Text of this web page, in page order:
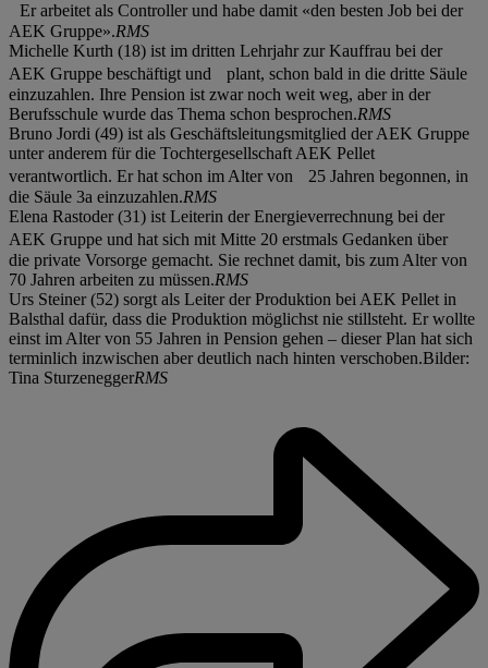
Er arbeitet als Controller und habe damit «den besten Job bei der
AEK Gruppe».RMS
Michelle Kurth (18) ist im dritten Lehrjahr zur Kauffrau bei der
AEK Gruppe beschäftigt und plant, schon bald in die dritte Säule
einzuzahlen. Ihre Pension ist zwar noch weit weg, aber in der
Berufsschule wurde das Thema schon besprochen.RMS
Bruno Jordi (49) ist als Geschäftsleitungsmitglied der AEK Gruppe
unter anderem für die Tochtergesellschaft AEK Pellet
verantwortlich. Er hat schon im Alter von 25 Jahren begonnen, in
die Säule 3a einzuzahlen.RMS
Elena Rastoder (31) ist Leiterin der Energieverrechnung bei der
AEK Gruppe und hat sich mit Mitte 20 erstmals Gedanken über
die private Vorsorge gemacht. Sie rechnet damit, bis zum Alter von
70 Jahren arbeiten zu müssen.RMS
Urs Steiner (52) sorgt als Leiter der Produktion bei AEK Pellet in
Balsthal dafür, dass die Produktion möglichst nie stillsteht. Er wollte
einst im Alter von 55 Jahren in Pension gehen – dieser Plan hat sich
terminlich inzwischen aber deutlich nach hinten verschoben.Bilder:
Tina SturzeneggerRMS